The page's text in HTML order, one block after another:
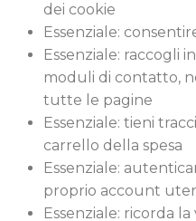
dei cookie
Essenziale:
Essenziale: raccogli
moduli di contatto,
tutte le pagine
Essenziale: tieni
carrello della spesa
Essenziale:
proprio account
Essenziale: ricorda